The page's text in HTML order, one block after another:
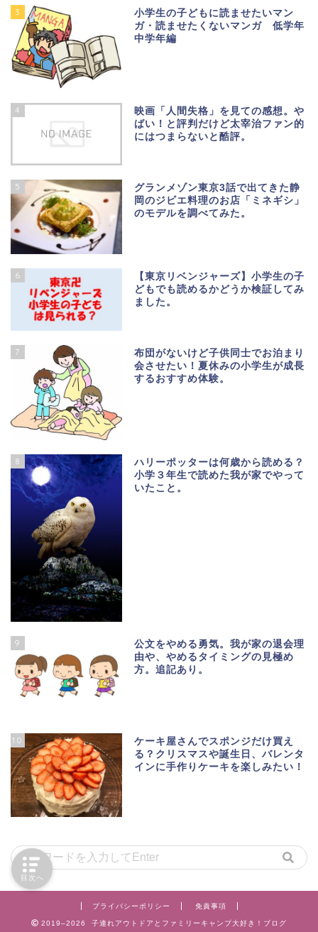
3
小学生の子どもに読ませたいマン
ガ・読ませたくないマンガ 低学年
中学年編
4
映画「人間失格」を見ての感想。や
ばい！と評判だけど太宰治ファン的
にはつまらないと酷評。
5
グランメゾン東京3話で出てきた静
岡のジビエ料理のお店「ミネギシ」
のモデルを調べてみた。
6
【東京リベンジャーズ】小学生の子
どもでも読めるかどうか検証してみ
ました。
7
布団がないけど子供同士でお泊まり
会させたい！夏休みの小学生が成長
するおすすめ体験。
8
ハリーポッターは何歳から読める？
小学３年生で読めた我が家でやって
いたこと。
9
公文をやめる勇気。我が家の退会理
由や、やめるタイミングの見極め
方。追記あり。
10
ケーキ屋さんでスポンジだけ買え
る？クリスマスや誕生日、バレンタ
インに手作りケーキを楽しみたい！
プライバシーポリシー 免責事項
2019–2026 子連れアウトドアとファミリーキャンプ大好き！ブログ
目次へ